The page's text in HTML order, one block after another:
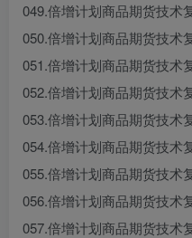
049.倍增计划商品期货技术
050.倍增计划商品期货技术
051.倍增计划商品期货技术
052.倍增计划商品期货技术
053.倍增计划商品期货技术
054.倍增计划商品期货技术
055.倍增计划商品期货技术
056.倍增计划商品期货技术
057.倍增计划商品期货技术